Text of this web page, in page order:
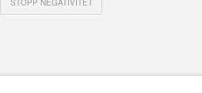
STOPP NEGATIVITET